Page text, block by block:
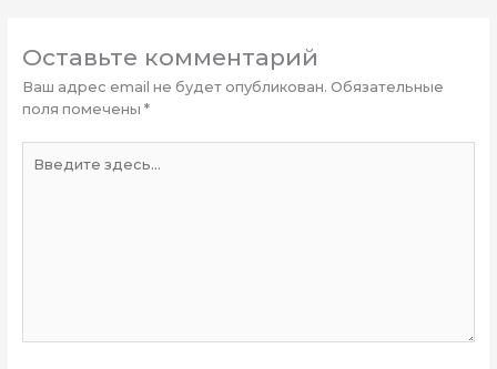
Оставьте комментарий
Ваш адрес email не будет опубликован. Обязательные
поля помечены *
здесь...